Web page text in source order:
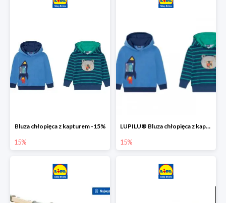
Bluza chłopięca z kapturem -15%
15%
LUPILU® Bluza chłopięca z kapturem
15%